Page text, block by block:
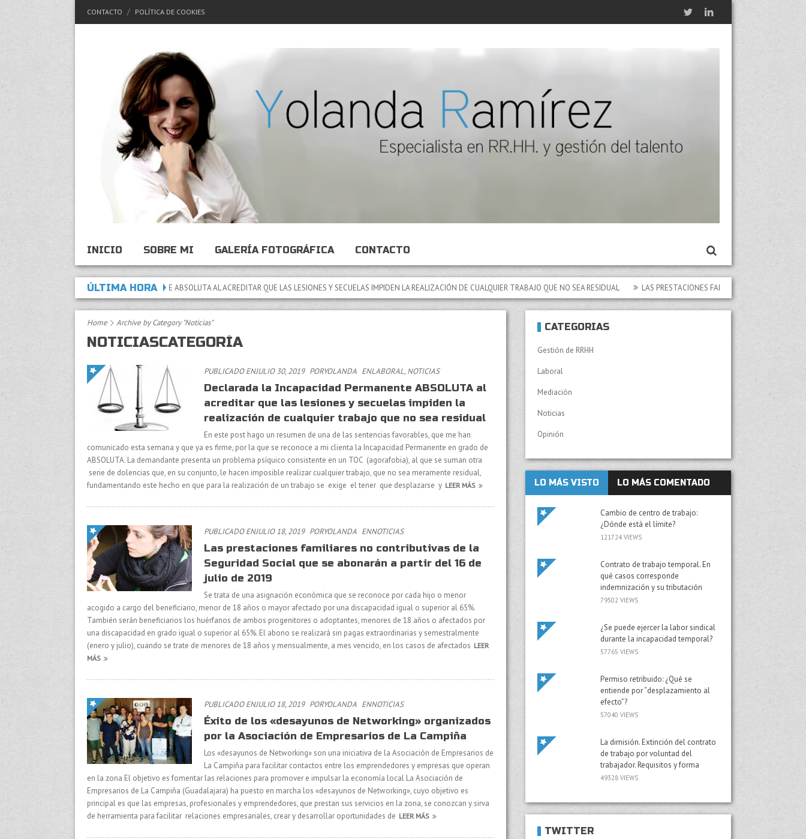
CONTACTO POLÍTICA DE COOKIES
INICIO SOBRE MI GALERÍA FOTOGRÁFICA CONTACTO
ÚLTIMA HORA
LA INCAPACIDAD PERMANENTE ABSOLUTA AL ACREDITAR QUE LAS LESIONES Y SECUELAS IMPIDEN LA REALIZACIÓN DE CUALQUIER TRABAJO QUE NO SEA RESIDUAL LAS PRESTACIONES FAMILIARES NO CONTRIBUTIVAS DE
Home Archive by Category "Noticias"
NOTICIASCATEGORÍA
PUBLICADO ENJULIO 30, 2019 PORYOLANDA ENLABORAL,NOTICIAS
Declarada la Incapacidad Permanente ABSOLUTA al
acreditar que las lesiones y secuelas impiden la
realización de cualquier trabajo que no sea residual
En este post hago un resumen de una de las sentencias favorables, que me han
comunicado esta semana y que ya es firme, por la que se reconoce a mi clienta la Incapacidad Permanente en grado de
ABSOLUTA. La demandante presenta un problema psíquico consistente en un TOC (agorafobia), al que se suman otra
serie de dolencias que, en su conjunto, le hacen imposible realizar cualquier trabajo, que no sea meramente residual,
fundamentando este hecho en que para la realización de un trabajo se exige el tener que desplazarse y LEER MÁS
PUBLICADO ENJULIO 18, 2019 PORYOLANDA ENNOTICIAS
Las prestaciones familiares no contributivas de la
Seguridad Social que se abonarán a partir del 16 de
julio de 2019
Se trata de una asignación económica que se reconoce por cada hijo o menor
acogido a cargo del beneficiario, menor de 18 años o mayor afectado por una discapacidad igual o superior al 65%.
También serán beneficiarios los huérfanos de ambos progenitores o adoptantes, menores de 18 años o afectados por
una discapacidad en grado igual o superior al 65%. El abono se realizará sin pagas extraordinarias y semestralmente
(enero y julio), cuando se trate de menores de 18 años y mensualmente, a mes vencido, en los casos de afectados LEER
MÁS
PUBLICADO ENJULIO 18, 2019 PORYOLANDA ENNOTICIAS
Éxito de los «desayunos de Networking» organizados
por la Asociación de Empresarios de La Campiña
Los «desayunos de Networking» son una iniciativa de la Asociación de Empresarios de
La Campiña para facilitar contactos entre los emprendedores y empresas que operan
en la zona El objetivo es fomentar las relaciones para promover e impulsar la economía local La Asociación de
Empresarios de La Campiña (Guadalajara) ha puesto en marcha los «desayunos de Networking», cuyo objetivo es
principal es que las empresas, profesionales y emprendedores, que prestan sus servicios en la zona, se conozcan y sirva
de herramienta para facilitar relaciones empresariales, crear y desarrollar oportunidades de LEER MÁS
CATEGORÍAS
Gestión de RRHH
Laboral
Mediación
Noticias
Opinión
LO MÁS VISTO LO MÁS COMENTADO
Cambio de centro de trabajo:
¿Dónde está el límite?
121724 VIEWS
Contrato de trabajo temporal. En
qué casos corresponde
indemnización y su tributación
79502 VIEWS
¿Se puede ejercer la labor sindical
durante la incapacidad temporal?
57765 VIEWS
Permiso retribuido: ¿Qué se
entiende por “desplazamiento al
efecto”?
57040 VIEWS
La dimisión. Extinción del contrato
de trabajo por voluntad del
trabajador. Requisitos y forma
49328 VIEWS
TWITTER